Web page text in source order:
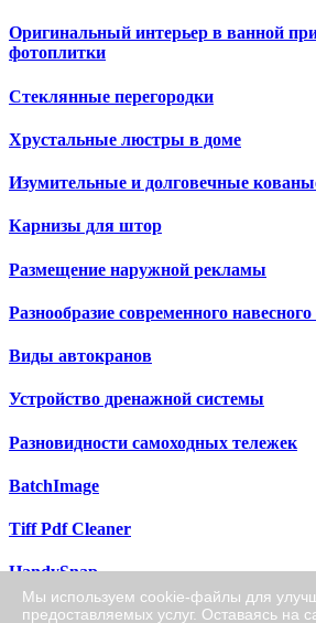
Оригинальный интерьер в ванной
фотоплитки
Стеклянные перегородки
Хрустальные люстры в доме
Изумительные и долговечные
Карнизы для штор
Размещение наружной рекламы
Разнообразие современного
Виды автокранов
Устройство дренажной системы
Разновидности самоходных тележек
BatchImage
Tiff Pdf Cleaner
HandySnap
Free Powerpoint Templates
Мы используем cookie-файлы для
предоставляемых услуг. Оставаясь на